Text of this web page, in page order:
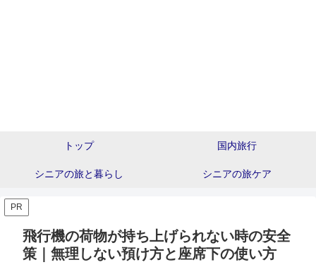
トップ 国内旅行
シニアの旅と暮らし シニアの旅ケア
PR
飛行機の荷物が持ち上げられない時の安全
策｜無理しない預け方と座席下の使い方